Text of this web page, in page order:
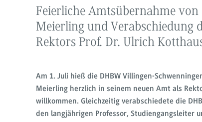
Feierliche Amtsübernahme von
Meierling und Verabschiedung
Rektors Prof. Dr. Ulrich
Am 1. Juli hieß die DHBW Villingen-
Meierling herzlich in seinem neuen Amt als
willkommen. Gleichzeitig verabschiedete die
den langjährigen Professor, Studiengangsleiter